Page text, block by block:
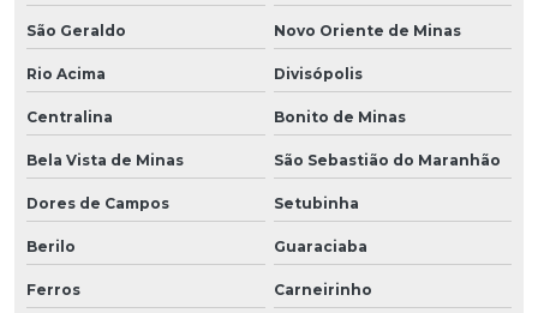
São Geraldo Novo Oriente de Minas
Rio Acima Divisópolis
Centralina Bonito de Minas
Bela Vista de Minas São Sebastião do Maranhão
Dores de Campos Setubinha
Berilo Guaraciaba
Ferros Carneirinho